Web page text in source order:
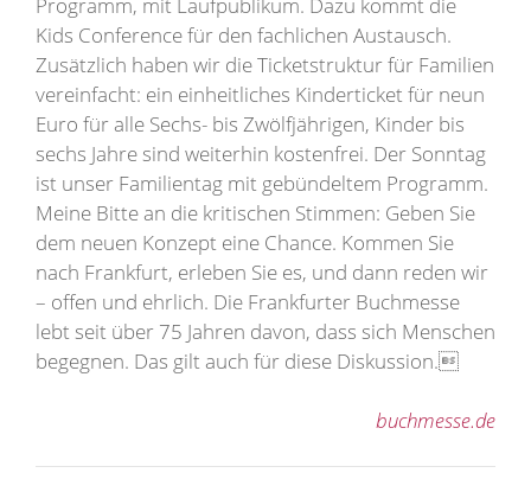
Kids Conference für den fachlichen Austausch.
Zusätzlich haben wir die Ticketstruktur für Familien
vereinfacht: ein einheitliches Kinderticket für neun
Euro für alle Sechs- bis Zwölfjährigen, Kinder bis
sechs Jahre sind weiterhin kostenfrei. Der Sonntag
ist unser Familientag mit gebündeltem Programm.
Meine Bitte an die kritischen Stimmen: Geben Sie
dem neuen Konzept eine Chance. Kommen Sie
nach Frankfurt, erleben Sie es, und dann reden wir
– offen und ehrlich. Die Frankfurter Buchmesse
lebt seit über 75 Jahren davon, dass sich Menschen
begegnen. Das gilt auch für diese Diskussion.
buchmesse.de